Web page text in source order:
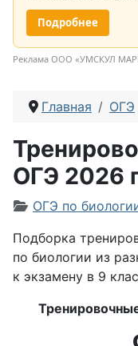
Подробнее
Реклама ООО «УМСКУЛ
Главная ОГЭ
ОГЭ 2026
Информация о
ОГЭ по
Подборка
по биологии из
к экзамену в 9